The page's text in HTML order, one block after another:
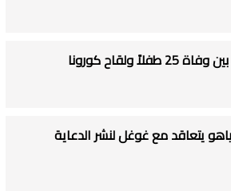
ولقاح كورونا
نتنياهو يتعاقد مع غوغل لنشر الدعاية